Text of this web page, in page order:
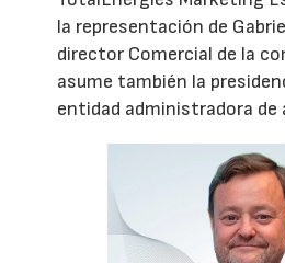
la representación de
director Comercial de la
asume también la
entidad administradora de